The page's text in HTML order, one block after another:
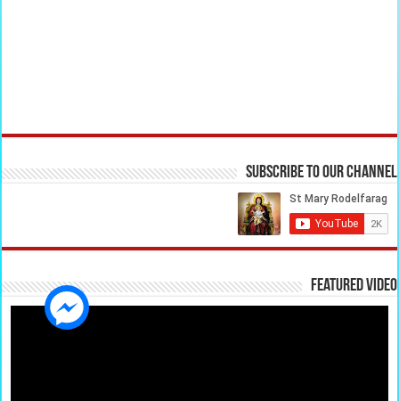
Subscribe to our Channel
Featured Video